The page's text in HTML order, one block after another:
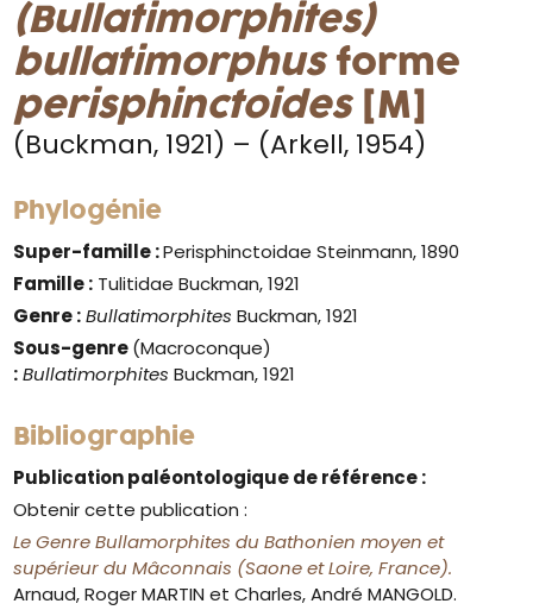
(Bullatimorphites)
bullatimorphusforme
perisphinctoides [M]
(Buckman, 1921) – (Arkell, 1954)
Phylogénie
Super-famille :Perisphinctoidae Steinmann, 1890
Famille : Tulitidae Buckman, 1921
Genre : Bullatimorphites Buckman, 1921
Sous-genre(Macroconque)
: Bullatimorphites Buckman, 1921
Bibliographie
Publication paléontologique de référence :
Obtenir cette publication :
Le Genre Bullamorphites du Bathonien moyen et
supérieur du Mâconnais (Saone et Loire, France).
Arnaud, Roger MARTIN et Charles, André MANGOLD.